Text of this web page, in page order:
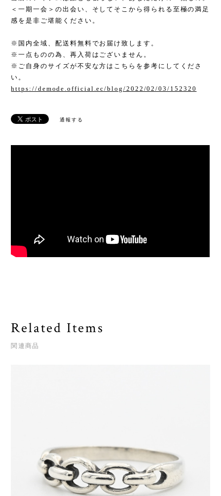
＜一期一会＞の出会い、そしてそこから得られる至極の満足
感を是非ご堪能ください。
※国内全域、配送料無料でお届け致します。
※一点ものの為、再入荷はございません。
※ご自身のサイズが不安な方はこちらを参考にしてくださ
い。
https://demode.official.ec/blog/2022/02/03/152320
通報する
Related Items
関連商品